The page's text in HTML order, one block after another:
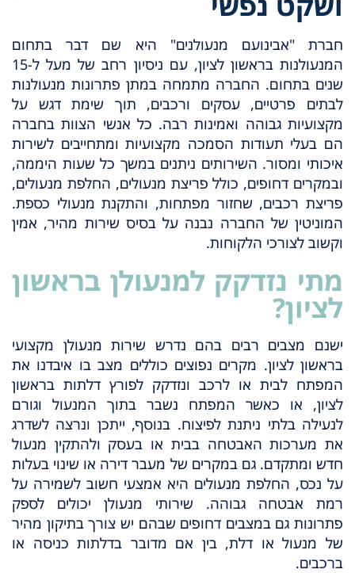
חברת "אבינועם מנעולנים" היא שם דבר בתחום
המנעולנות בראשון לציון, עם ניסיון רחב של מעל ל-15
שנים בתחום. החברה מתמחה במתן פתרונות מנעולנות
לבתים פרטיים, עסקים ורכבים, תוך שימת דגש על
מקצועיות גבוהה ואמינות רבה. כל אנשי הצוות בחברה
הם בעלי תעודות הסמכה מקצועיות ומתחייבים לשירות
איכותי ומסור. השירותים ניתנים במשך כל שעות היממה,
ובמקרים דחופים, כולל פריצת מנעולים, החלפת מנעולים,
פריצת רכבים, שחזור מפתחות, והתקנת מנעולי כספת.
המוניטין של החברה נבנה על בסיס שירות מהיר, אמין
וקשוב לצורכי הלקוחות.
מתי נזדקק למנעולן בראשון
לציון?
ישנם מצבים רבים בהם נדרש שירות מנעולן מקצועי
בראשון לציון. מקרים נפוצים כוללים מצב בו איבדנו את
המפתח לבית או לרכב ונזדקק לפורץ דלתות בראשון
לציון, או כאשר המפתח נשבר בתוך המנעול וגורם
לנעילה בלתי ניתנת לפיצוח. בנוסף, ייתכן ונרצה לשדרג
את מערכות האבטחה בבית או בעסק ולהתקין מנעול
חדש ומתקדם. גם במקרים של מעבר דירה או שינוי בעלות
על נכס, החלפת מנעולים היא אמצעי חשוב לשמירה על
רמת אבטחה גבוהה. שירותי מנעולן יכולים לספק
פתרונות גם במצבים דחופים שבהם יש צורך בתיקון מהיר
של מנעול או דלת, בין אם מדובר בדלתות כניסה או
ברכבים.